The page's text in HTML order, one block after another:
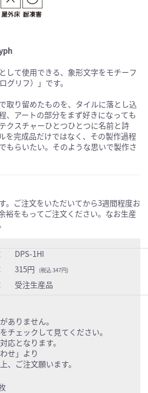
して使用できる、象形文字をモチーフ
リフ）」です。
取り留めたものを、タイルに落とし込
、アートの部分をまず好きになっても
クスチャーひとつひとつに名前と詩
を完成品だけではなく、その製作過程
もらいたい。そのような思いで製作さ
。ご注文をいただいてから3週間程度お
裕をもってご注文ください。なお生産
DPS-1HI
315円 (税込 347円)
受注生産品
ありません。
チェックして見てください。
応となります。
せ」より
、ご注文願います。